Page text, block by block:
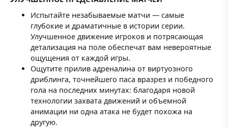
Испытайте незабываемые матчи — самые
глубокие и драматичные в истории серии.
Улучшенное движение игроков и потрясающая
детализация на поле обеспечат вам невероятные
ощущения от каждой игры.
Ощутите прилив адреналина от виртуозного
дриблинга, точнейшего паса вразрез и победного
гола на последних минутах: благодаря новой
технологии захвата движений и объемной
анимации ни одна атака не будет похожа на
другую.